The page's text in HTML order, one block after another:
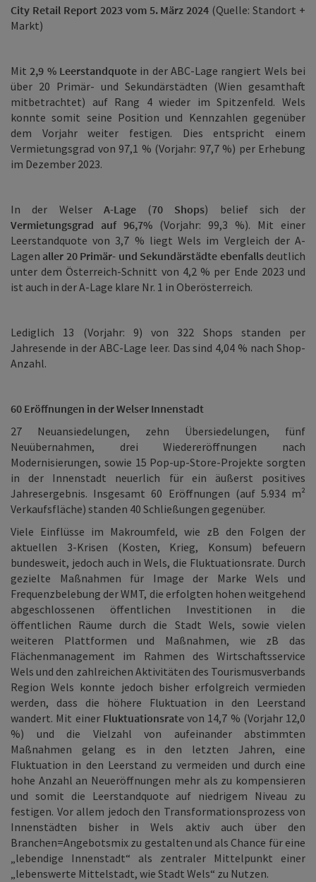
City Retail Report 2023 vom 5. März 2024 (Quelle: Standort +
Markt)
Mit 2,9 % Leerstandquote in der ABC-Lage rangiert Wels bei
über 20 Primär- und Sekundärstädten (Wien gesamthaft
mitbetrachtet) auf Rang 4 wieder im Spitzenfeld. Wels
konnte somit seine Position und Kennzahlen gegenüber
dem Vorjahr weiter festigen. Dies entspricht einem
Vermietungsgrad von 97,1 % (Vorjahr: 97,7 %) per Erhebung
im Dezember 2023.
In der Welser A-Lage(70 Shops) belief sich der
Vermietungsgrad auf 96,7% (Vorjahr: 99,3 %). Mit einer
Leerstandquote von 3,7 % liegt Wels im Vergleich der A-
Lagen aller 20 Primär- und Sekundärstädte ebenfalls deutlich
unter dem Österreich-Schnitt von 4,2 % per Ende 2023 und
ist auch in der A-Lage klare Nr. 1 in Oberösterreich.
Lediglich 13
(Vorjahr: 9) von 322 Shops standen per
Jahresende in der ABC-Lage leer. Das sind 4,04 % nach Shop-
Anzahl.
60 Eröffnungen in der Welser Innenstadt
27 Neuansiedelungen, zehn Übersiedelungen, fünf
Neuübernahmen, drei Wiedereröffnungen nach
Modernisierungen, sowie 15 Pop-up-Store-Projekte sorgten
in der Innenstadt neuerlich für ein äußerst positives
Jahresergebnis. Insgesamt 60 Eröffnungen (auf 5.934 m²
Verkaufsfläche) standen 40 Schließungen gegenüber.
Viele Einflüsse im Makroumfeld, wie zB den Folgen der
aktuellen 3-Krisen (Kosten, Krieg, Konsum) befeuern
bundesweit, jedoch auch in Wels, die Fluktuationsrate. Durch
gezielte Maßnahmen für Image der Marke Wels und
Frequenzbelebung der WMT, die erfolgten hohen weitgehend
abgeschlossenen öffentlichen Investitionen in die
öffentlichen Räume durch die Stadt Wels, sowie vielen
weiteren Plattformen und Maßnahmen, wie zB das
Flächenmanagement im Rahmen des Wirtschaftsservice
Wels und den zahlreichen Aktivitäten des Tourismusverbands
Region Wels konnte jedoch bisher erfolgreich vermieden
werden, dass die höhere Fluktuation in den Leerstand
wandert. Mit einer Fluktuationsratevon 14,7 % (Vorjahr 12,0
%) und die Vielzahl von aufeinander abstimmten
Maßnahmen gelang es in den letzten Jahren, eine
Fluktuation in den Leerstand zu vermeiden und durch eine
hohe Anzahl an Neueröffnungen mehr als zu kompensieren
und somit die Leerstandquote auf niedrigem Niveau zu
festigen. Vor allem jedoch den Transformationsprozess von
Innenstädten bisher in Wels aktiv auch über den
Branchen=Angebotsmix zu gestalten und als Chance für eine
„lebendige Innenstadt“ als zentraler Mittelpunkt einer
„lebenswerte Mittelstadt, wie Stadt Wels“ zu Nutzen.